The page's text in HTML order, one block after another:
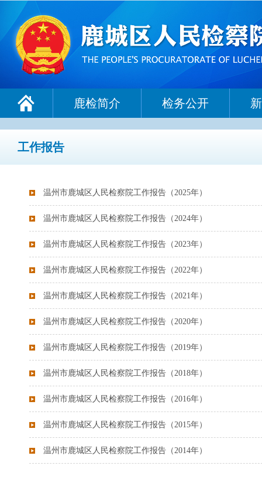
鹿检简介 检务公开
工作报告
温州市鹿城区人民检察院工作报告（2025年）
温州市鹿城区人民检察院工作报告（2024年）
温州市鹿城区人民检察院工作报告（2023年）
温州市鹿城区人民检察院工作报告（2022年）
温州市鹿城区人民检察院工作报告（2021年）
温州市鹿城区人民检察院工作报告（2020年）
温州市鹿城区人民检察院工作报告（2019年）
温州市鹿城区人民检察院工作报告（2018年）
温州市鹿城区人民检察院工作报告（2016年）
温州市鹿城区人民检察院工作报告（2015年）
温州市鹿城区人民检察院工作报告（2014年）